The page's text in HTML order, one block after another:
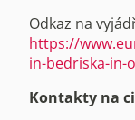
Odkaz na
https://
in-bedriska-in-
Kontakty na